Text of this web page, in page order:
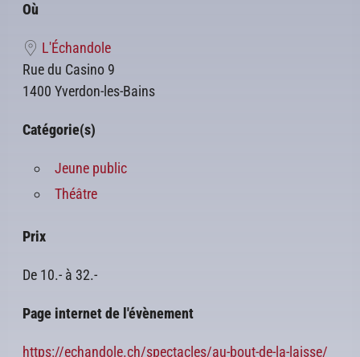
Où
L'Échandole
Rue du Casino 9
1400 Yverdon-les-Bains
Catégorie(s)
Jeune public
Théâtre
Prix
De 10.- à 32.-
Page internet de l'évènement
https://echandole.ch/spectacles/au-bout-de-la-laisse/